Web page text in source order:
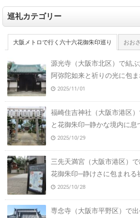
巡礼カテゴリー
大阪メトロで行く六十六花御朱印巡り おお
源光寺（大阪市北区）で結
阿弥陀如来と祈りの光に包ま
2025/11/01
福崎住吉神社（大阪市港区
と花御朱印─静かな境内に息
2025/10/29
三先天満宮（大阪市港区）
花御朱印─静けさに包まれる
2025/10/28
専念寺（大阪市平野区）で